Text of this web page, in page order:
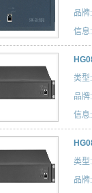
品牌:
信息:
类型:
品牌:
信息:
类型:
品牌: